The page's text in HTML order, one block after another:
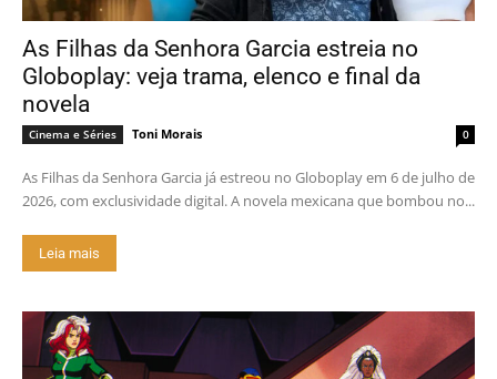
As Filhas da Senhora Garcia estreia no
Globoplay: veja trama, elenco e final da
novela
Cinema e Séries Toni Morais 0
As Filhas da Senhora Garcia já estreou no Globoplay em 6 de julho de
2026, com exclusividade digital. A novela mexicana que bombou no...
Leia mais